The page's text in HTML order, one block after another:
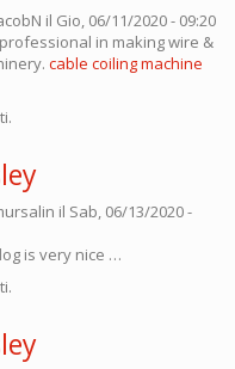
il Gio, 06/11/2020 - 09:20
in making wire &
cable coiling machine
il Sab, 06/13/2020 -
is very nice …